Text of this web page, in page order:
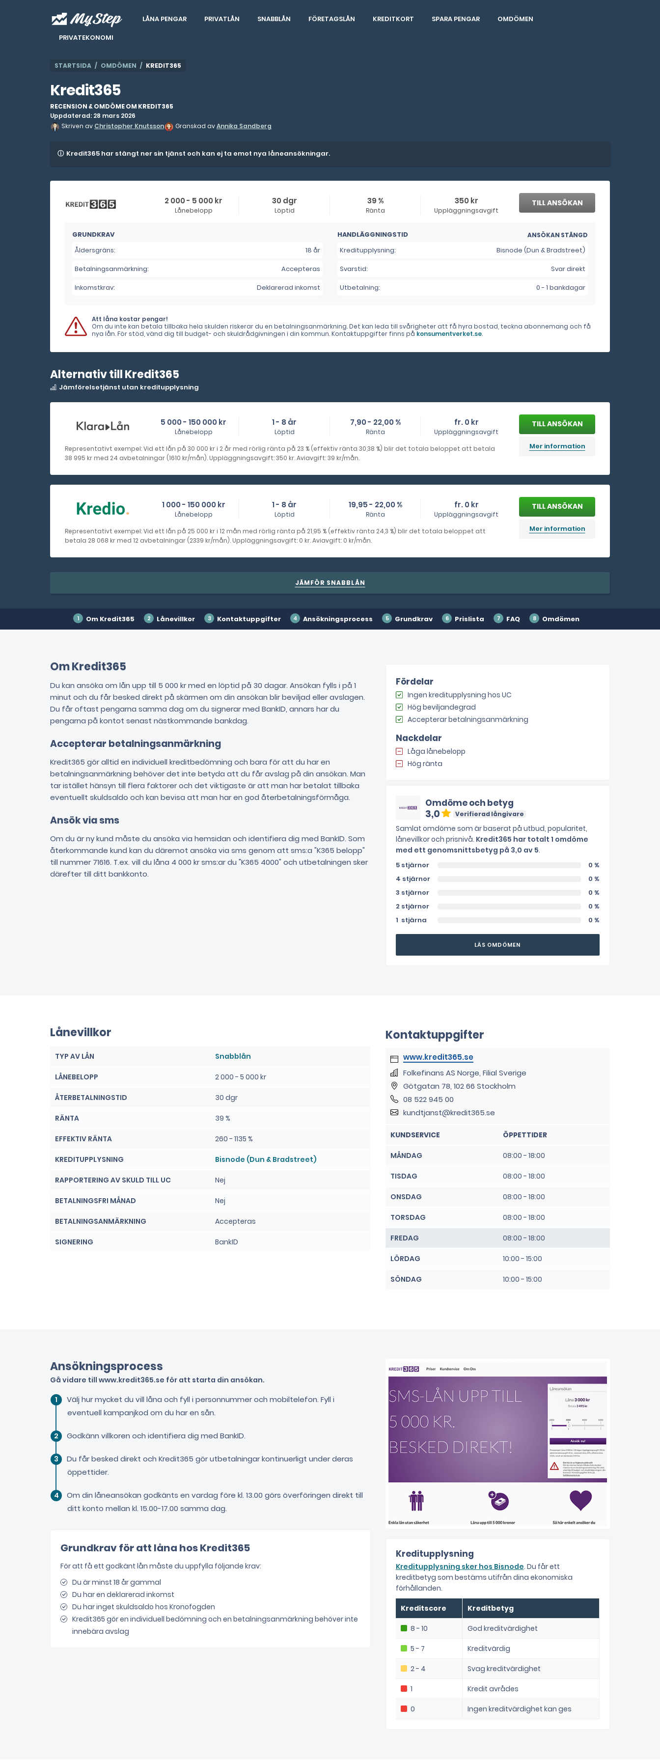
LÅNA PENGAR PRIVATLÅN SNABBLÅN FÖRETAGSLÅN KREDITKORT SPARA PENGAR
OMDÖMEN
PRIVATEKONOMI
STARTSIDA OMDÖMEN KREDIT365
Kredit365
RECENSION & OMDÖME OM KREDIT365
Uppdaterad: 28 mars 2026
Skriven av Christopher Knutsson Granskad avAnnika Sandberg
Kredit365 har stängt ner sin tjänst och kan ej ta emot nya låneansökningar.
2 000 - 5 000 kr
Lånebelopp
30 dgr
Löptid
39 %
Ränta
350 kr
Uppläggningsavgift
TILL ANSÖKAN
GRUNDKRAV
Åldersgräns:
18 år
Betalningsanmärkning:
Accepteras
Inkomstkrav:
Deklarerad inkomst
HANDLÄGGNINGSTID ANSÖKAN STÄNGD
Kreditupplysning:
Bisnode (Dun & Bradstreet)
Svarstid:
Svar direkt
Utbetalning:
0 - 1 bankdagar
Att låna kostar pengar!
Om du inte kan betala tillbaka hela skulden riskerar du en betalningsanmärkning. Det kan leda till svårigheter att få hyra bostad, teckna abonnemang och få
nya lån. För stöd, vänd dig till budget- och skuldrådgivningen i din kommun. Kontaktuppgifter finns på konsumentverket.se.
Alternativ till Kredit365
Jämförelsetjänst utan kreditupplysning
5 000 - 150 000 kr
Lånebelopp
1 - 8 år
Löptid
7,90 - 22,00 %
Ränta
fr. 0 kr
Uppläggningsavgift
Mer information
Representativt exempel: Vid ett lån på 30 000 kr i 2 år med rörlig ränta på 23 % (effektiv ränta 30,38 %) blir det totala beloppet att betala
38 995 kr med 24 avbetalningar (1610 kr/mån). Uppläggningsavgift: 350 kr. Aviavgift: 39 kr/mån.
1 000 - 150 000 kr
Lånebelopp
1 - 8 år
Löptid
19,95 - 22,00 %
Ränta
fr. 0 kr
Uppläggningsavgift
Mer information
Representativt exempel: Vid ett lån på 25 000 kr i 12 mån med rörlig ränta på 21,95 % (effektiv ränta 24,3 %) blir det totala beloppet att
betala 28 068 kr med 12 avbetalningar (2339 kr/mån). Uppläggningsavgift: 0 kr. Aviavgift: 0 kr/mån.
JÄMFÖR SNABBLÅN
Om Kredit365 Lånevillkor Kontaktuppgifter Ansökningsprocess Grundkrav Prislista FAQ Omdömen
Om Kredit365
Du kan ansöka om lån upp till 5 000 kr med en löptid på 30 dagar. Ansökan fylls i på 1
minut och du får besked direkt på skärmen om din ansökan blir beviljad eller avslagen.
Du får oftast pengarna samma dag om du signerar med BankID, annars har du
pengarna på kontot senast nästkommande bankdag.
Accepterar betalningsanmärkning
Kredit365 gör alltid en individuell kreditbedömning och bara för att du har en
betalningsanmärkning behöver det inte betyda att du får avslag på din ansökan. Man
tar istället hänsyn till flera faktorer och det viktigaste är att man har betalat tillbaka
eventuellt skuldsaldo och kan bevisa att man har en god återbetalningsförmåga.
Ansök via sms
Om du är ny kund måste du ansöka via hemsidan och identifiera dig med BankID. Som
återkommande kund kan du däremot ansöka via sms genom att sms:a "K365 belopp"
till nummer 71616. T.ex. vill du låna 4 000 kr sms:ar du "K365 4000" och utbetalningen sker
därefter till ditt bankkonto.
Fördelar
Ingen kreditupplysning hos UC
Hög beviljandegrad
Accepterar betalningsanmärkning
Nackdelar
Låga lånebelopp
Hög ränta
Omdöme och betyg
3,0 Verifierad långivare
Samlat omdöme som är baserat på utbud, popularitet,
lånevillkor och prisnivå. Kredit365 har totalt 1 omdöme
med ett genomsnittsbetyg på 3,0 av 5.
5 stjärnor
0 %
4 stjärnor
0 %
3 stjärnor
0 %
2 stjärnor
0 %
1 stjärna
0 %
LÄS OMDÖMEN
Lånevillkor
TYP AV LÅN Snabblån
LÅNEBELOPP 2 000 - 5 000 kr
ÅTERBETALNINGSTID 30 dgr
RÄNTA 39 %
EFFEKTIV RÄNTA 260 - 1135 %
KREDITUPPLYSNING Bisnode (Dun & Bradstreet)
RAPPORTERING AV SKULD TILL UC Nej
BETALNINGSFRI MÅNAD Nej
BETALNINGSANMÄRKNING Accepteras
SIGNERING BankID
Kontaktuppgifter
www.kredit365.se
Folkefinans AS Norge, Filial Sverige
Götgatan 78, 102 66 Stockholm
08 522 945 00
kundtjanst@kredit365.se
KUNDSERVICE ÖPPETTIDER
MÅNDAG 08:00 - 18:00
TISDAG 08:00 - 18:00
ONSDAG 08:00 - 18:00
TORSDAG 08:00 - 18:00
FREDAG 08:00 - 18:00
LÖRDAG 10:00 - 15:00
SÖNDAG 10:00 - 15:00
Ansökningsprocess
Gå vidare till www.kredit365.se för att starta din ansökan.
Välj hur mycket du vill låna och fyll i personnummer och mobiltelefon. Fyll i
eventuell kampanjkod om du har en sån.
Godkänn villkoren och identifiera dig med BankID.
Du får besked direkt och Kredit365 gör utbetalningar kontinuerligt under deras
öppettider.
Om din låneansökan godkänts en vardag före kl. 13.00 görs överföringen direkt till
ditt konto mellan kl. 15.00-17.00 samma dag.
Grundkrav för att låna hos Kredit365
För att få ett godkänt lån måste du uppfylla följande krav:
Du är minst 18 år gammal
Du har en deklarerad inkomst
Du har inget skuldsaldo hos Kronofogden
Kredit365 gör en individuell bedömning och en betalningsanmärkning behöver inte
innebära avslag
Kreditupplysning
Kreditupplysning sker hos Bisnode. Du får ett
kreditbetyg som bestäms utifrån dina ekonomiska
förhållanden.
Kreditscore Kreditbetyg
8 - 10 God kreditvärdighet
5 - 7 Kreditvärdig
2 - 4 Svag kreditvärdighet
1 Kredit avrådes
0 Ingen kreditvärdighet kan ges